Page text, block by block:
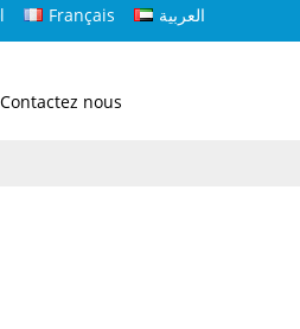
Français العربية
Contactez nous